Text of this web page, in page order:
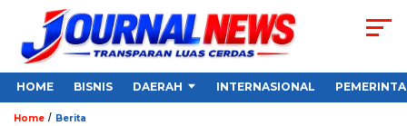
HOME BISNIS DAERAH INTERNASIONAL
Home / Berita